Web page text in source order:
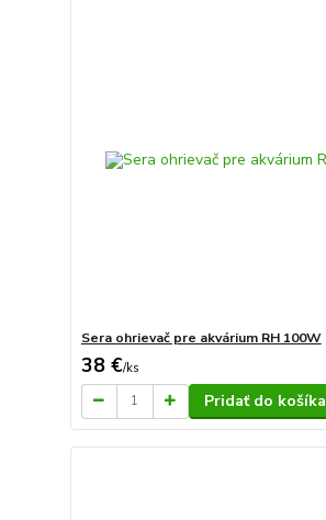
Sera ohrievač pre akvárium RH 100W
38 €/ks
Pridať do košíka